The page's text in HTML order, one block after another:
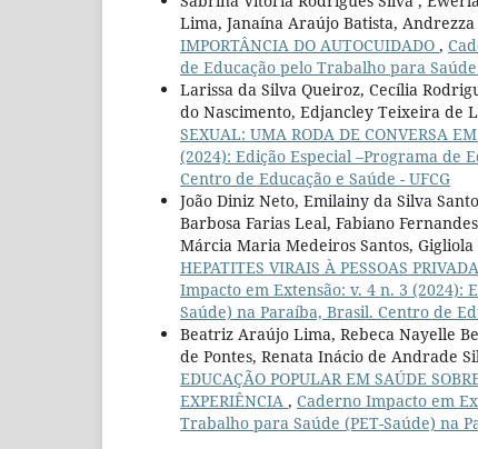
Lima, Janaína Araújo Batista,
IMPORTÂNCIA DO AUTOCUIDADO ,
de Educação pelo Trabalho para
Larissa da Silva Queiroz, Cecília
do Nascimento, Edjancley Teixeira de
SEXUAL: UMA RODA DE CONVERSA
(2024): Edição Especial –Programa de
Centro de Educação e Saúde - UFCG
João Diniz Neto, Emilainy da Silva
Barbosa Farias Leal, Fabiano
Márcia Maria Medeiros Santos,
HEPATITES VIRAIS À PESSOAS
Impacto em Extensão: v. 4 n. 3 (2024):
Saúde) na Paraíba, Brasil. Centro de
Beatriz Araújo Lima, Rebeca Nayelle
de Pontes, Renata Inácio de Andrade
EDUCAÇÃO POPULAR EM SAÚDE
EXPERIÊNCIA , Caderno Impacto em
Trabalho para Saúde (PET-Saúde) na